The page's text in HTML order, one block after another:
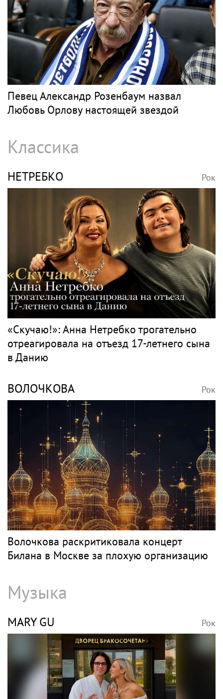
Певец Александр Розенбаум назвал
Любовь Орлову настоящей звездой
Классика
НЕТРЕБКО Рок
«Скучаю!»: Анна Нетребко трогательно
отреагировала на отъезд 17-летнего сына
в Данию
ВОЛОЧКОВА Рок
Волочкова раскритиковала концерт
Билана в Москве за плохую организацию
Музыка
MARY GU Рок